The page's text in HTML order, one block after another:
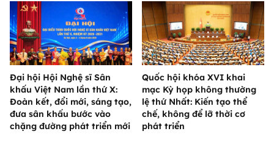
Đại hội Hội Nghệ sĩ Sân
khấu Việt Nam lần thứ X:
Đoàn kết, đổi mới, sáng tạo,
đưa sân khấu bước vào
chặng đường phát triển mới
Quốc hội khóa XVI khai
mạc Kỳ họp không thường
lệ thứ Nhất: Kiến tạo thể
chế, không để lỡ thời cơ
phát triển